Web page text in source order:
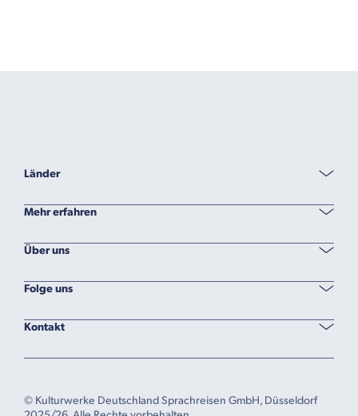
Länder
Mehr erfahren
Über uns
Folge uns
Kontakt
© Kulturwerke Deutschland Sprachreisen GmbH, Düsseldorf